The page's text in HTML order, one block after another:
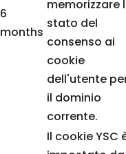
6
months
memorizzare
stato del
consenso ai
cookie
dell'utente
il dominio
corrente.
Il cookie YSC